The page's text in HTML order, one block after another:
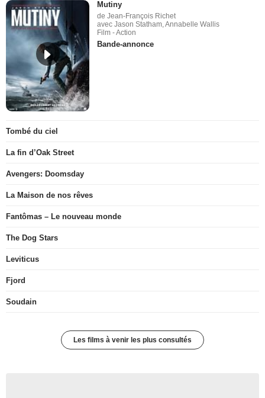
Mutiny
de Jean-François Richet
avec Jason Statham, Annabelle Wallis
Film - Action
Bande-annonce
Tombé du ciel
La fin d’Oak Street
Avengers: Doomsday
La Maison de nos rêves
Fantômas – Le nouveau monde
The Dog Stars
Leviticus
Fjord
Soudain
Les films à venir les plus consultés